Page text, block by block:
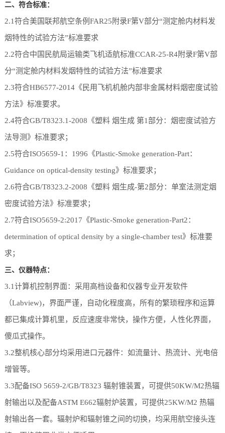
二、符合标准：
2.1符合美国联邦航空条例FAR25附录F第V部分“测定舱内材料发
烟特性的试验方法”标准要求
2.2符合中国民航局运输类飞机适航标准CCAR-25-R4附录F第V部
分“测定舱内材料发烟特性的试验方法”标准要求
2.3符合HB6577-2014《民用飞机机舱内部非金属材料烟密度试验
方法》标准要求。
2.4符合GB/T8323.1-2008《塑料 烟生成 第1部分：烟密度试验方
法导测》标准要求；
2.5符合ISO5659-1：1996《Plastic-Smoke generation-Part：
Guidance on optical-density testing》标准要求；
2.6符合GB/T8323.2-2008《塑料 烟生成-第2部分：单室法测定烟
密度试验方法》标准要求；
2.7符合ISO5659-2:2017《Plastic-Smoke generation-Part2：
determination of optical density by a single-chamber test》标准要
求；
三、仪器特点：
3.1计算机控制界面：采用高档设备和仪器专业开发软件
（Labview)，界面严谨，自动化程度高，所有的繁琐程序和运算
都已集成计算机里，反应速度非常快，操作方便，人性化界面，
傻瓜式操作。
3.2整机核心部分均采用进口元器件：如流量计、热流计、光电倍
增管等。
3.3配备ISO 5659-2/GB/T8323 辐射锥装置，可提供50KW/M2热辐
射输出以及配备ASTM E662辐射炉装置，可提供25KW/M2 热辐
射输出各一套。辐射炉和辐射锥之间的切换，均采用航空接头连